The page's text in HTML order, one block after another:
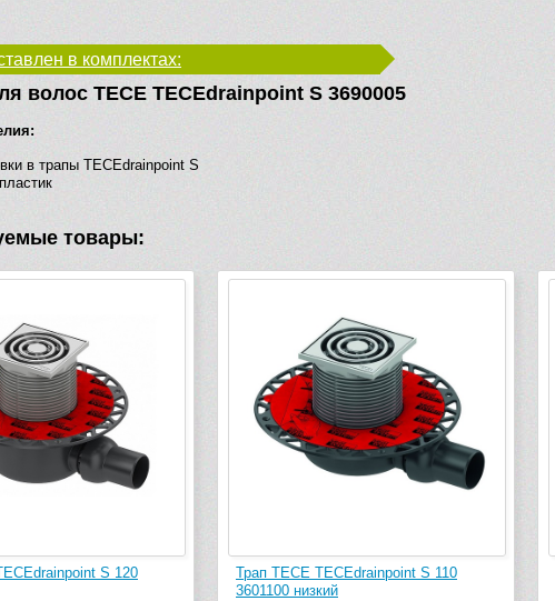
в комплектах:
волос TECE TECEdrainpoint S 3690005
в трапы TECEdrainpoint S
товары:
S 120
Трап TECE TECEdrainpoint S 110
3601100 низкий